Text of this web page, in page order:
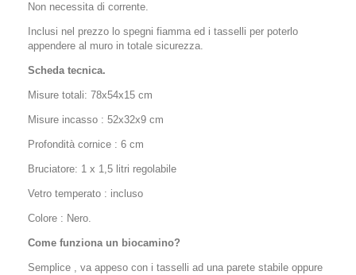
Non necessita di corrente.
Inclusi nel prezzo lo spegni fiamma ed i tasselli per poterlo
appendere al muro in totale sicurezza.
Scheda tecnica.
Misure totali: 78x54x15 cm
Misure incasso : 52x32x9 cm
Profondità cornice : 6 cm
Bruciatore: 1 x 1,5 litri regolabile
Vetro temperato : incluso
Colore : Nero.
Come funziona un biocamino?
Semplice , va appeso con i tasselli ad una parete stabile oppure